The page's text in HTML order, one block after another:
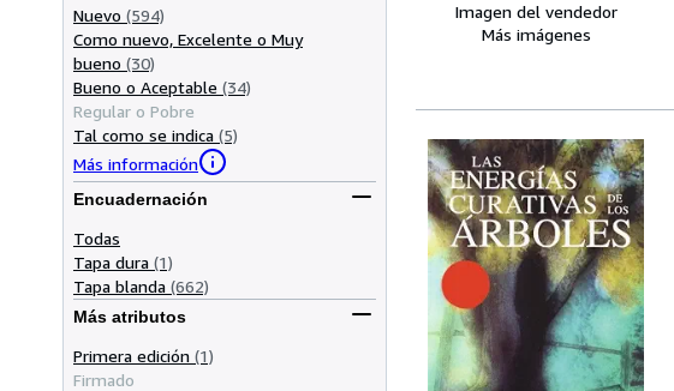
Nuevo (594)
Como nuevo, Excelente o Muy
bueno (30)
Bueno o Aceptable (34)
Regular o Pobre
Tal como se indica (5)
Más información
Encuadernación
Todas
Tapa dura (1)
Tapa blanda (662)
Más atributos
Primera edición (1)
Firmado
Imagen del vendedor
Más imágenes